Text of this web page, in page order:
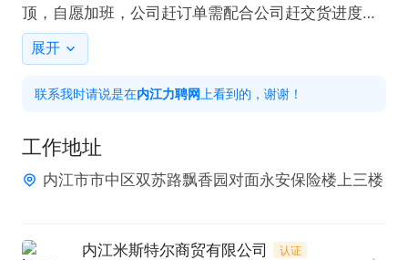
顶，自愿加班，公司赶订单需配合公司赶交货进度，
月休四天，选休不连休。上班地点：市中区，东兴区
可就近选择
【岗位要求】
边学边做，有耐心热爱美甲行业很重要。
2 具备一定责任心、做事细致认真、性格活泼思维活
【团队氛围】
展开
联系我时请说是在内江力聘网 上看到的，谢谢！
工作地址
内江市市中区双苏路飘香园对面永安保险楼上三楼
内江米斯特尔商贸有限公司 认证